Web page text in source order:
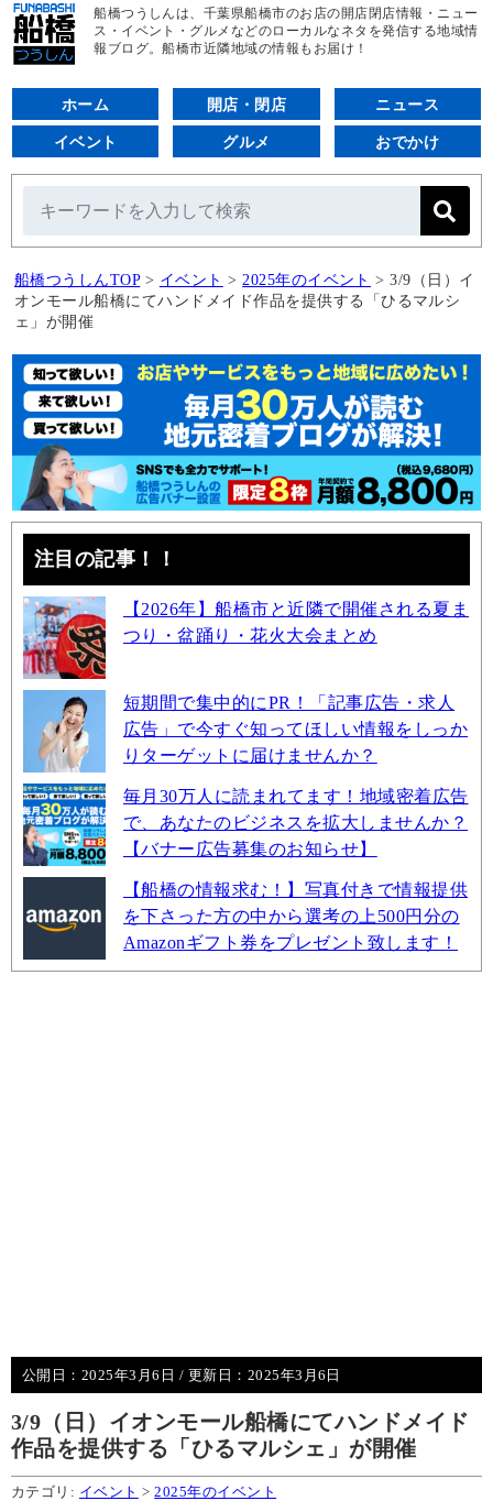
船橋つうしんは、千葉県船橋市のお店の開店閉店情報・ニュー
ス・イベント・グルメなどのローカルなネタを発信する地域情
報ブログ。船橋市近隣地域の情報もお届け！
ホーム 開店・閉店 ニュース
イベント グルメ おでかけ
船橋つうしんTOP > イベント > 2025年のイベント > 3/9（日）イ
オンモール船橋にてハンドメイド作品を提供する「ひるマルシ
ェ」が開催
注目の記事！！
【2026年】船橋市と近隣で開催される夏ま
つり・盆踊り・花火大会まとめ
短期間で集中的にPR！「記事広告・求人
広告」で今すぐ知ってほしい情報をしっか
りターゲットに届けませんか？
毎月30万人に読まれてます！地域密着広告
で、あなたのビジネスを拡大しませんか？
【バナー広告募集のお知らせ】
【船橋の情報求む！】写真付きで情報提供
を下さった方の中から選考の上500円分の
Amazonギフト券をプレゼント致します！
公開日： 2025年3月6日 / 更新日： 2025年3月6日
3/9（日）イオンモール船橋にてハンドメイド
作品を提供する「ひるマルシェ」が開催
カテゴリ: イベント >2025年のイベント